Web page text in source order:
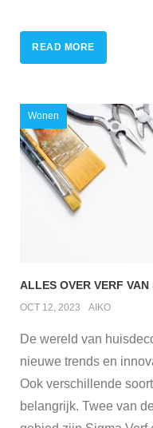
READ MORE
ALLES OVER VERF VAN
OCT 12, 2023 AIKO
Wonen
De wereld van
nieuwe trends en
Ook verschillende
belangrijk. Twee van